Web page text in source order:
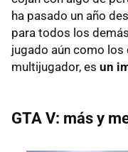
ha pasado un año
para todos los
jugado aún como los
multijugador, es un
GTA V: más y